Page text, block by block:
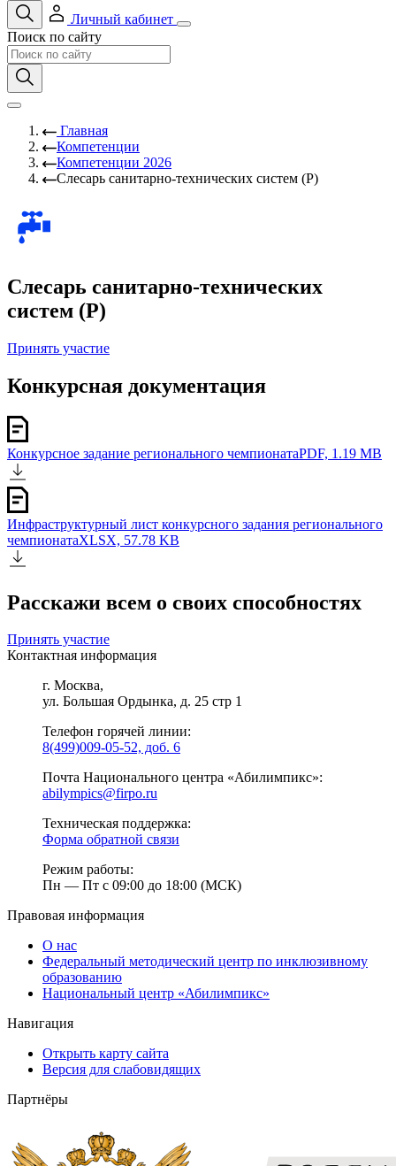
Личный кабинет
Поиск по сайту
Главная
Компетенции
Компетенции 2026
Слесарь санитарно-технических систем (Р)
Слесарь санитарно-технических
систем (Р)
Принять участие
Конкурсная документация
Конкурсное задание регионального чемпионатаPDF, 1.19 MB
Инфраструктурный лист конкурсного задания регионального
чемпионатаXLSX, 57.78 KB
Расскажи всем о своих способностях
Принять участие
Контактная информация
г. Москва,
ул. Большая Ордынка, д. 25 стр 1
Телефон горячей линии:
8(499)009-05-52, доб. 6
Почта Национального центра «Абилимпикс»:
abilympics@firpo.ru
Техническая поддержка:
Форма обратной связи
Режим работы:
Пн — Пт с 09:00 до 18:00 (МСК)
Правовая информация
О нас
Федеральный методический центр по инклюзивному
образованию
Национальный центр «Абилимпикс»
Навигация
Открыть карту сайта
Версия для слабовидящих
Партнёры